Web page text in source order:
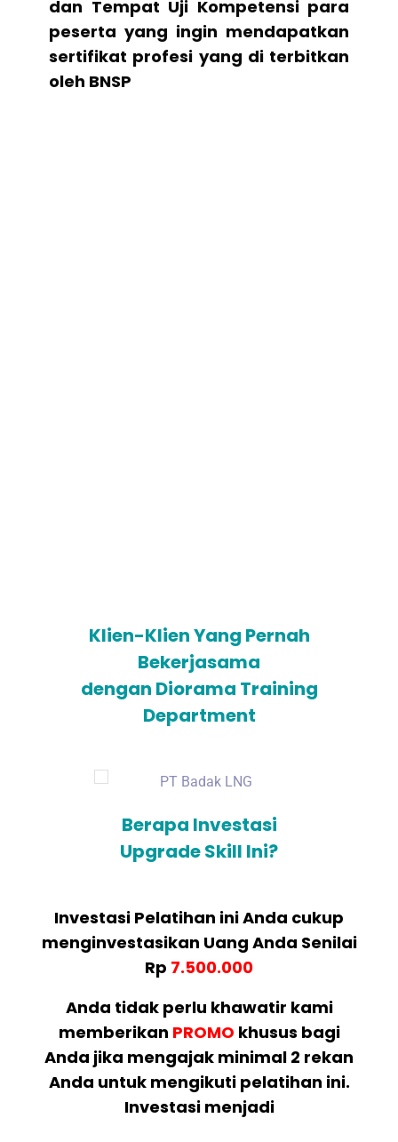
dan Tempat Uji Kompetensi para
peserta yang ingin mendapatkan
sertifikat profesi yang di terbitkan
oleh BNSP
Klien-Klien Yang Pernah
Bekerjasama
dengan Diorama Training
Department
Berapa Investasi
Upgrade Skill Ini?
Investasi Pelatihan ini Anda cukup
menginvestasikan Uang Anda Senilai
Rp 7.500.000
Anda tidak perlu khawatir kami
memberikan PROMO khusus bagi
Anda jika mengajak minimal 2 rekan
Anda untuk mengikuti pelatihan ini.
Investasi menjadi